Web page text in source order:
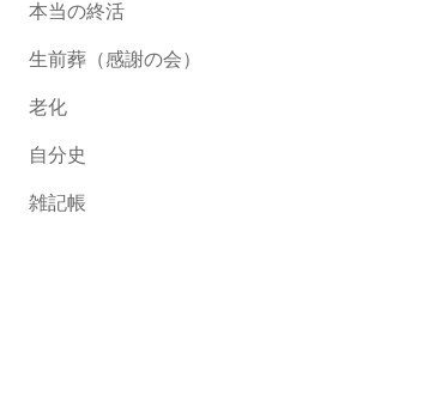
本当の終活
生前葬（感謝の会）
老化
自分史
雑記帳